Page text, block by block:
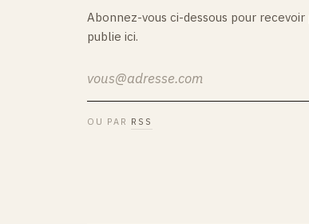
Abonnez-vous ci-dessous pour
publie ici.
OU PAR RSS